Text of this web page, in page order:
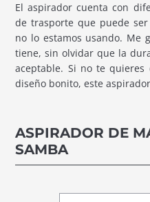
El aspirador cuenta con
de trasporte que puede
no lo estamos usando. Me
tiene, sin olvidar que la
aceptable. Si no te
diseño bonito, este
ASPIRADOR DE
SAMBA